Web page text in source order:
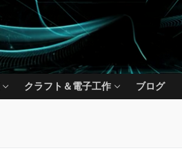
クラフト＆電子工作 ブログ